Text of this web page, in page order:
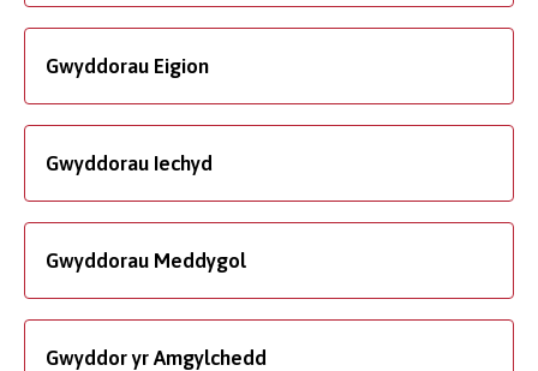
Gwyddorau Eigion
Gwyddorau Iechyd
Gwyddorau Meddygol
Gwyddor yr Amgylchedd